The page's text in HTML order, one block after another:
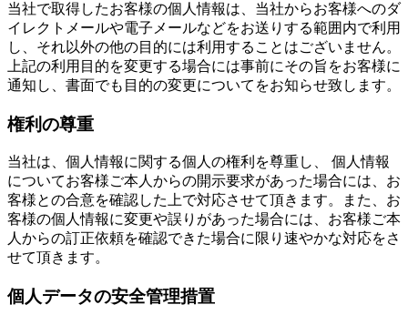
当社で取得したお客様の個人情報は、当社からお客様へのダ
イレクトメールや電子メールなどをお送りする範囲内で利用
し、それ以外の他の目的には利用することはございません。
上記の利用目的を変更する場合には事前にその旨をお客様に
通知し、書面でも目的の変更についてをお知らせ致します。
権利の尊重
当社は、個人情報に関する個人の権利を尊重し、 個人情報
についてお客様ご本人からの開示要求があった場合には、お
客様との合意を確認した上で対応させて頂きます。また、お
客様の個人情報に変更や誤りがあった場合には、お客様ご本
人からの訂正依頼を確認できた場合に限り速やかな対応をさ
せて頂きます。
個人データの安全管理措置